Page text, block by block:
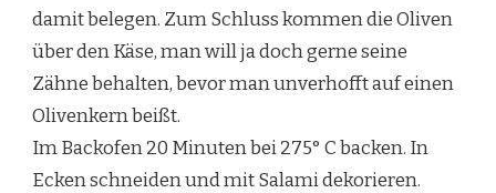
damit belegen. Zum Schluss kommen die Oliven
über den Käse, man will ja doch gerne seine
Zähne behalten, bevor man unverhofft auf einen
Olivenkern beißt.
Im Backofen 20 Minuten bei 275° C backen. In
Ecken schneiden und mit Salami dekorieren.